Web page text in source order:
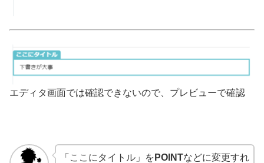
エディタ画面では確認できないので、プレビューで確認
「ここにタイトル」を POINTなどに変更すれ